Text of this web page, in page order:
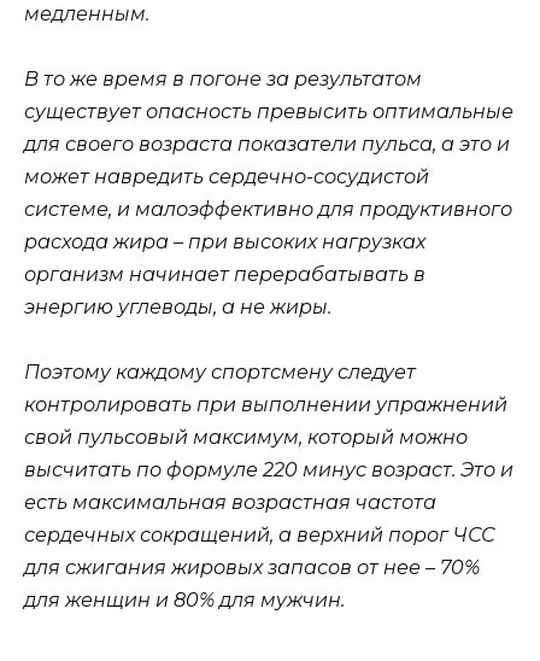
медленным.
В то же время в погоне за результатом
существует опасность превысить оптимальные
для своего возраста показатели пульса, а это и
может навредить сердечно-сосудистой
системе, и малоэффективно для продуктивного
расхода жира – при высоких нагрузках
организм начинает перерабатывать в
энергию углеводы, а не жиры.
Поэтому каждому спортсмену следует
контролировать при выполнении упражнений
свой пульсовый максимум, который можно
высчитать по формуле 220 минус возраст. Это и
есть максимальная возрастная частота
сердечных сокращений, а верхний порог ЧСС
для сжигания жировых запасов от нее – 70%
для женщин и 80% для мужчин.